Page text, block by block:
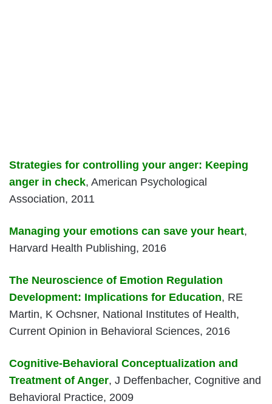
Strategies for controlling your anger: Keeping
anger in check, American Psychological
Association, 2011
Managing your emotions can save your heart,
Harvard Health Publishing, 2016
The Neuroscience of Emotion Regulation
Development: Implications for Education, RE
Martin, K Ochsner, National Institutes of Health,
Current Opinion in Behavioral Sciences, 2016
Cognitive-Behavioral Conceptualization and
Treatment of Anger, J Deffenbacher, Cognitive and
Behavioral Practice, 2009